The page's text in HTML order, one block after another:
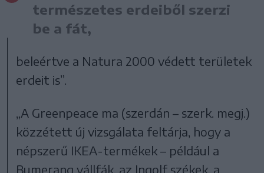
természetes erdeiből szerzi
be a fát,
beleértve a Natura 2000 védett területek
erdeit is”.
„A Greenpeace ma (szerdán – szerk. megj.)
közzétett új vizsgálata feltárja, hogy a
népszerű IKEA-termékek – például a
Bumerang vállfák, az Ingolf székek, a